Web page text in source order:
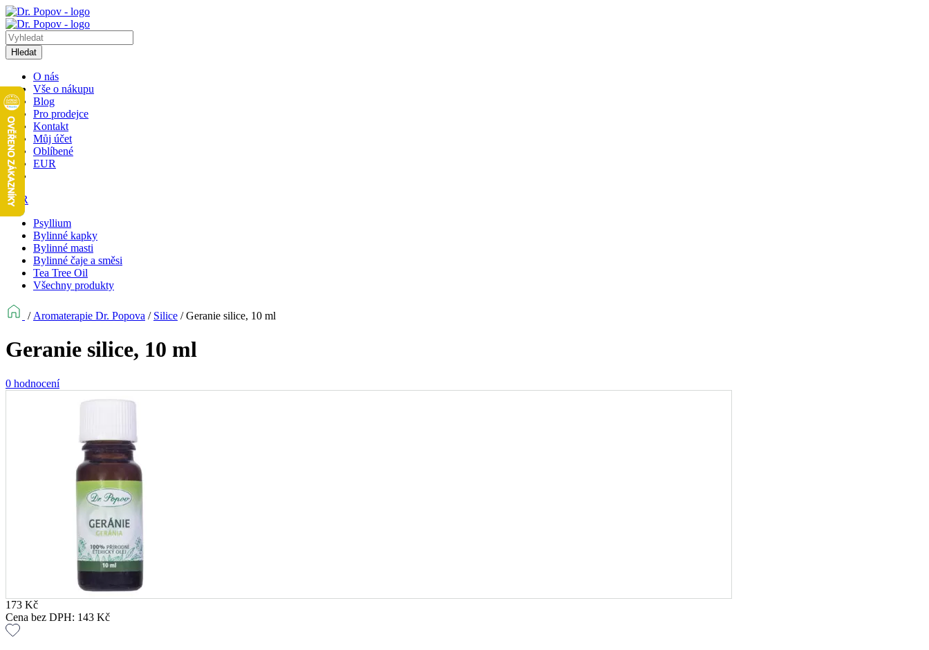
Hledat
O nás
Vše o nákupu
Blog
Pro prodejce
Kontakt
Můj účet
Oblíbené
EUR
EUR
Psyllium
Bylinné kapky
Bylinné masti
Bylinné čaje a směsi
Tea Tree Oil
Všechny produkty
/ Aromaterapie Dr. Popova / Silice /Geranie silice, 10 ml
Geranie silice, 10 ml
0 hodnocení
173 Kč
Cena bez DPH: 143 Kč